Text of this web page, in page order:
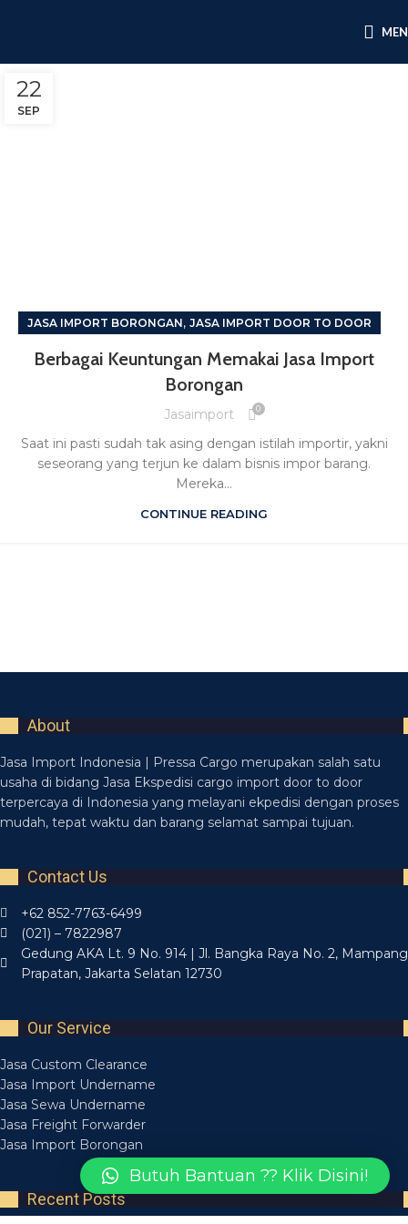
22
SEP
JASA IMPORT BORONGAN, JASA IMPORT DOOR TO DOOR
Berbagai Keuntungan Memakai Jasa Import
Borongan
Jasaimport 0
Saat ini pasti sudah tak asing dengan istilah importir, yakni
seseorang yang terjun ke dalam bisnis impor barang.
Mereka...
CONTINUE READING
About
Jasa Import Indonesia | Pressa Cargo merupakan salah satu
usaha di bidang Jasa Ekspedisi cargo import door to door
terpercaya di Indonesia yang melayani ekpedisi dengan proses
mudah, tepat waktu dan barang selamat sampai tujuan.
Contact Us
+62 852-7763-6499
(021) – 7822987
Gedung AKA Lt. 9 No. 914 | Jl. Bangka Raya No. 2, Mampang
Prapatan, Jakarta Selatan 12730
Our Service
Jasa Custom Clearance
Jasa Import Undername
Jasa Sewa Undername
Jasa Freight Forwarder
Jasa Import Borongan
Recent Posts
Butuh Bantuan ?? Klik Disini!